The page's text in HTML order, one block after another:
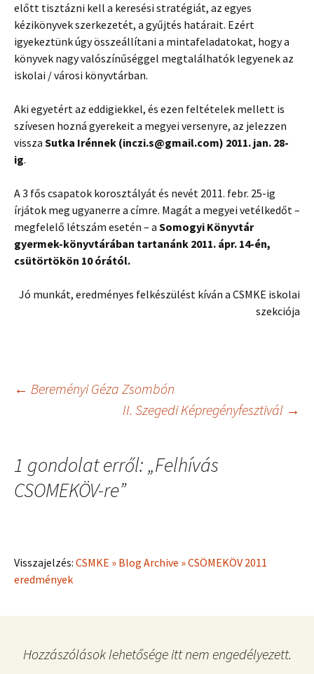
előtt tisztázni kell a keresési stratégiát, az egyes
kézikönyvek szerkezetét, a gyűjtés határait. Ezért
igyekeztünk úgy összeállítani a mintafeladatokat, hogy a
könyvek nagy valószínűséggel megtalálhatók legyenek az
iskolai / városi könyvtárban.
Aki egyetért az eddigiekkel, és ezen feltételek mellett is
szívesen hozná gyerekeit a megyei versenyre, az jelezzen
vissza Sutka Irénnek (inczi.s@gmail.com) 2011. jan. 28-
ig.
A 3 fős csapatok korosztályát és nevét 2011. febr. 25-ig
írjátok meg ugyanerre a címre. Magát a megyei vetélkedőt –
megfelelő létszám esetén – a Somogyi Könyvtár
gyermek-könyvtárában tartanánk 2011. ápr. 14-én,
csütörtökön 10 órától.
Jó munkát, eredményes felkészülést kíván a CSMKE iskolai
szekciója
Bejegyzés
← Bereményi Géza Zsombón
II. Szegedi Képregényfesztivál →
1 gondolat erről: „Felhívás
CSOMEKÖV-re”
Visszajelzés: CSMKE » Blog Archive » CSÖMEKÖV 2011
eredmények
Hozzászólások lehetősége itt nem engedélyezett.